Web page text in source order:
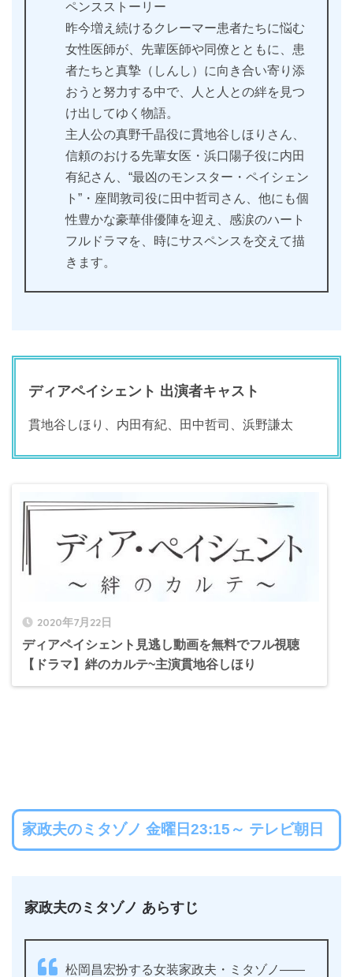
ペンスストーリー
昨今増え続けるクレーマー患者たちに悩む
女性医師が、先輩医師や同僚とともに、患
者たちと真摯（しんし）に向き合い寄り添
おうと努力する中で、人と人との絆を見つ
け出してゆく物語。
主人公の真野千晶役に貫地谷しほりさん、
信頼のおける先輩女医・浜口陽子役に内田
有紀さん、“最凶のモンスター・ペイシェン
ト”・座間敦司役に田中哲司さん、他にも個
性豊かな豪華俳優陣を迎え、感涙のハート
フルドラマを、時にサスペンスを交えて描
きます。
ディアペイシェント 出演者キャスト
貫地谷しほり、内田有紀、田中哲司、浜野謙太
2020年7月22日
ディアペイシェント見逃し動画を無料でフル視聴
【ドラマ】絆のカルテ~主演貫地谷しほり
家政夫のミタゾノ 金曜日23:15～ テレビ朝日
家政夫のミタゾノ あらすじ
松岡昌宏扮する女装家政夫・ミタゾノ――